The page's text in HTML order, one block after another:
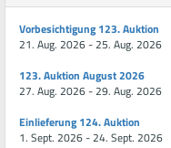
Vorbesichtigung 123. Auktion
21. Aug. 2026 - 25. Aug. 2026
123. Auktion August 2026
27. Aug. 2026 - 29. Aug. 2026
Einlieferung 124. Auktion
1. Sept. 2026 - 24. Sept. 2026